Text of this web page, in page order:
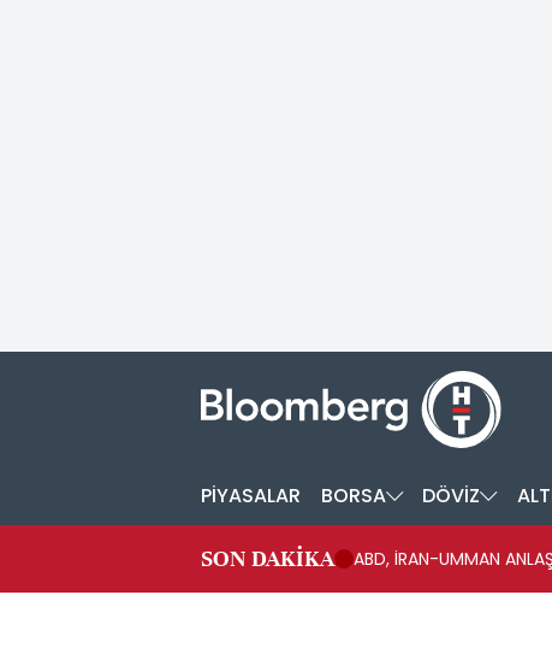
PİYASALAR BORSA DÖVİZ
SON DAKİKA ABD, İRAN-UMMAN